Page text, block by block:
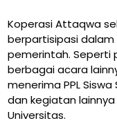
Koperasi Attaqwa
berpartisipasi
pemerintah. Seperti
berbagai acara
menerima PPL
dan kegiatan
Universitas.